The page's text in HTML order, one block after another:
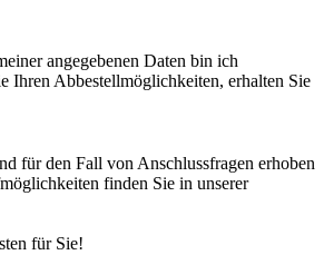
angegebenen Daten bin ich
Ihren Abbestellmöglichkeiten, erhalten Sie
für den Fall von Anschlussfragen erhoben
finden Sie in unserer
für Sie!